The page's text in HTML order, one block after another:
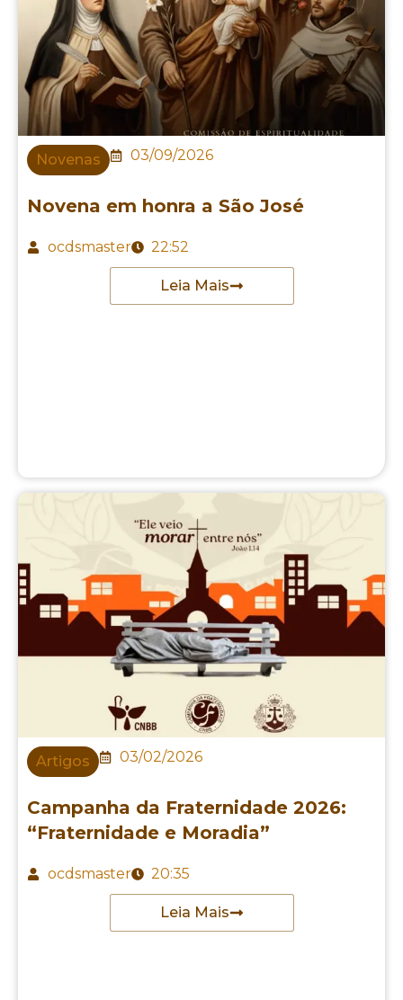
Novenas 03/09/2026
Novena em honra a São José
ocdsmaster 22:52
Leia Mais
Artigos 03/02/2026
Campanha da Fraternidade 2026:
“Fraternidade e Moradia”
ocdsmaster 20:35
Leia Mais